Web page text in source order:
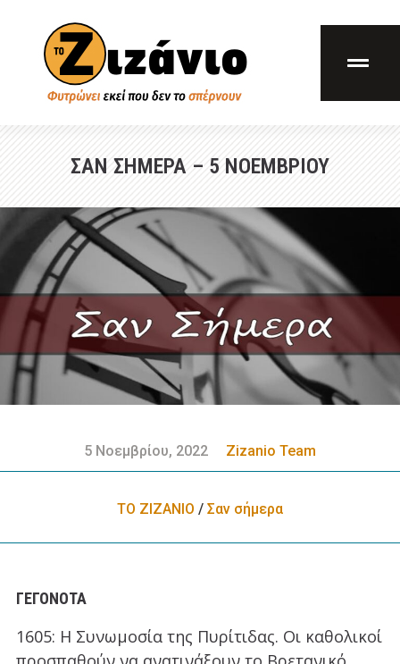
ΣΑΝ ΣΗΜΕΡΑ – 5 ΝΟΕΜΒΡΙΟΥ
5 Νοεμβρίου, 2022 Zizanio Team
ΤΟ ΖΙΖΑΝΙΟ / Σαν σήμερα
ΓΕΓΟΝΌΤΑ
1605: Η Συνωμοσία της Πυρίτιδας. Οι καθολικοί